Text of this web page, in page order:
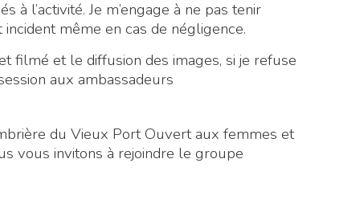
à l’activité. Je m’engage à ne pas tenir
même en cas de négligence.
filmé et le diffusion des images, si je refuse
aux ambassadeurs
du Vieux Port Ouvert aux femmes et
vous invitons à rejoindre le groupe